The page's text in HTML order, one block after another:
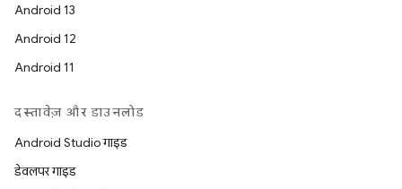
Android 13
Android 12
Android 11
दस्तावेज़ और डाउनलोड
Android Studio गाइड
डेवलपर गाइड